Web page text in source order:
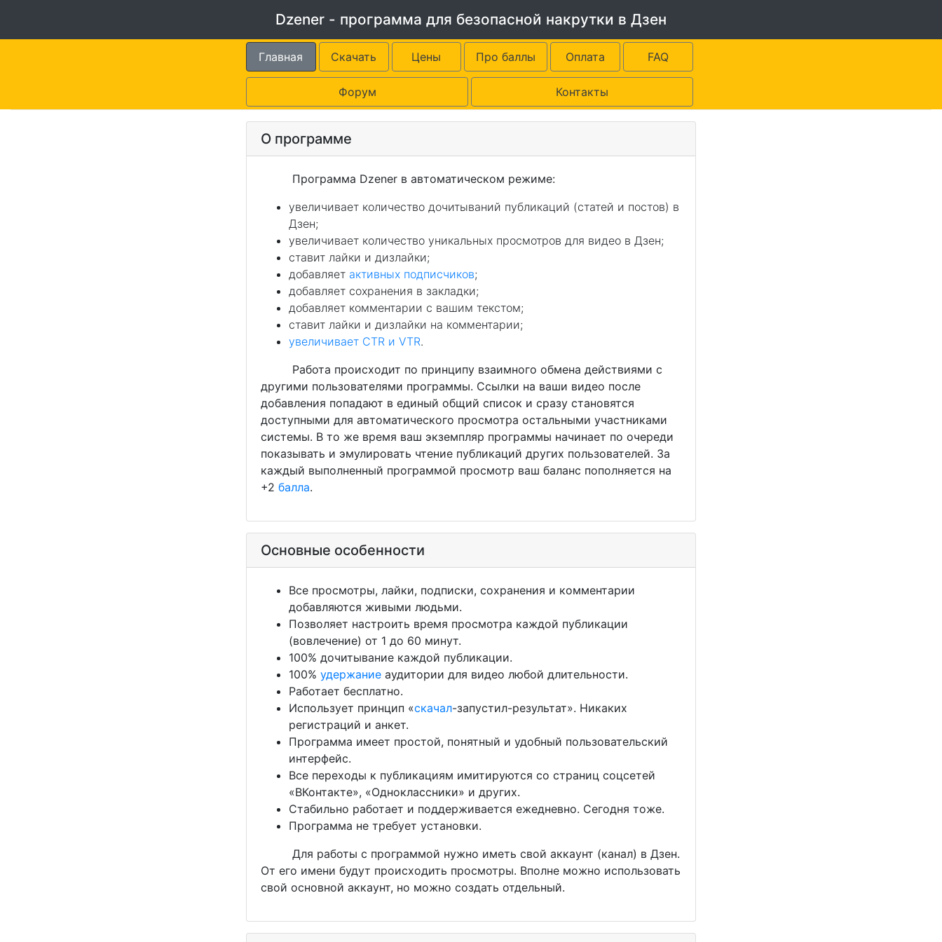
Dzener - программа для безопасной накрутки в Дзен
Главная Скачать Цены Про баллы Оплата FAQ
Форум Контакты
О программе
Программа Dzener в автоматическом режиме:
увеличивает количество дочитываний публикаций (статей и постов) в
Дзен;
увеличивает количество уникальных просмотров для видео в Дзен;
ставит лайки и дизлайки;
добавляет активных подписчиков;
добавляет сохранения в закладки;
добавляет комментарии с вашим текстом;
ставит лайки и дизлайки на комментарии;
увеличивает CTR и VTR.
Работа происходит по принципу взаимного обмена действиями с
другими пользователями программы. Ссылки на ваши видео после
добавления попадают в единый общий список и сразу становятся
доступными для автоматического просмотра остальными участниками
системы. В то же время ваш экземпляр программы начинает по очереди
показывать и эмулировать чтение публикаций других пользователей. За
каждый выполненный программой просмотр ваш баланс пополняется на
+2 балла.
Основные особенности
Все просмотры, лайки, подписки, сохранения и комментарии
добавляются живыми людьми.
Позволяет настроить время просмотра каждой публикации
(вовлечение) от 1 до 60 минут.
100% дочитывание каждой публикации.
100% удержание аудитории для видео любой длительности.
Работает бесплатно.
Использует принцип «скачал-запустил-результат». Никаких
регистраций и анкет.
Программа имеет простой, понятный и удобный пользовательский
интерфейс.
Все переходы к публикациям имитируются со страниц соцсетей
«ВКонтакте», «Одноклассники» и других.
Стабильно работает и поддерживается ежедневно. Сегодня тоже.
Программа не требует установки.
Для работы с программой нужно иметь свой аккаунт (канал) в Дзен.
От его имени будут происходить просмотры. Вполне можно использовать
свой основной аккаунт, но можно создать отдельный.